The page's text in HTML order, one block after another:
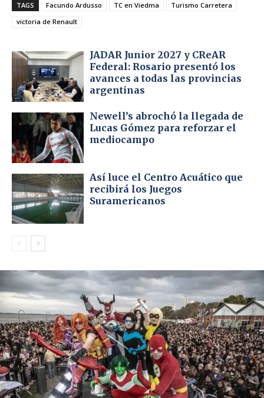
TAGS Facundo Ardusso TC en Viedma
Turismo Carretera
victoria de Renault
JADAR Junior 2027 y CReAR
Federal: Rosario presentó los
avances a todas las provincias
argentinas
Newell’s abrochó la llegada de
Lucas Gómez para reforzar el
mediocampo
Así luce el Centro Acuático que
recibirá los Juegos
Suramericanos